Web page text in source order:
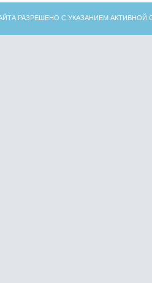
РАЗРЕШЕНО С УКАЗАНИЕМ АКТИВНОЙ